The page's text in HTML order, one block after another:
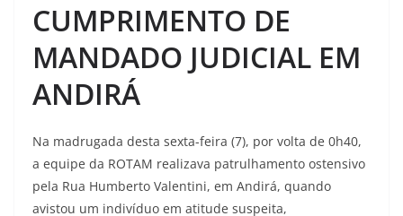
CUMPRIMENTO DE
MANDADO JUDICIAL EM
ANDIRÁ
Na madrugada desta sexta-feira (7), por volta de 0h40,
a equipe da ROTAM realizava patrulhamento ostensivo
pela Rua Humberto Valentini, em Andirá, quando
avistou um indivíduo em atitude suspeita,